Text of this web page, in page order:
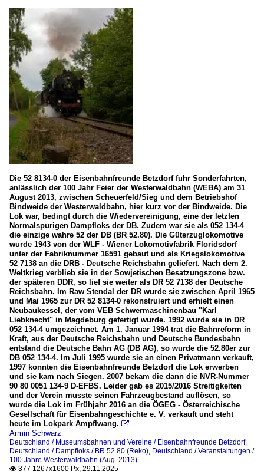
Die 52 8134-0 der Eisenbahnfreunde Betzdorf fuhr Sonderfahrten,
anlässlich der 100 Jahr Feier der Westerwaldbahn (WEBA) am 31
August 2013, zwischen Scheuerfeld/Sieg und dem Betriebshof
Bindweide der Westerwaldbahn, hier kurz vor der Bindweide. Die
Lok war, bedingt durch die Wiedervereinigung, eine der letzten
Normalspurigen Dampfloks der DB. Zudem war sie als 052 134‐4
die einzige wahre 52 der DB (BR 52.80). Die Güterzuglokomotive
wurde 1943 von der WLF - Wiener Lokomotivfabrik Floridsdorf
unter der Fabriknummer 16591 gebaut und als Kriegslokomotive
52 7138 an die DRB - Deutsche Reichsbahn geliefert. Nach dem 2.
Weltkrieg verblieb sie in der Sowjetischen Besatzungszone bzw.
der späteren DDR, so lief sie weiter als DR 52 7138 der Deutsche
Reichsbahn. Im Raw Stendal der DR wurde sie zwischen April 1965
und Mai 1965 zur DR 52 8134-0 rekonstruiert und erhielt einen
Neubaukessel, der vom VEB Schwermaschinenbau "Karl
Liebknecht" in Magdeburg gefertigt wurde. 1992 wurde sie in DR
052 134-4 umgezeichnet. Am 1. Januar 1994 trat die Bahnreform in
Kraft, aus der Deutsche Reichsbahn und Deutsche Bundesbahn
entstand die Deutsche Bahn AG (DB AG), so wurde die 52.80er zur
DB 052 134-4. Im Juli 1995 wurde sie an einen Privatmann verkauft,
1997 konnten die Eisenbahnfreunde Betzdorf die Lok erwerben
und sie kam nach Siegen. 2007 bekam die dann die NVR-Nummer
90 80 0051 134-9 D-EFBS. Leider gab es 2015/2016 Streitigkeiten
und der Verein musste seinen Fahrzeugbestand auflösen, so
wurde die Lok im Frühjahr 2016 an die ÖGEG - Österreichische
Gesellschaft für Eisenbahngeschichte e. V. verkauft und steht
heute im Lokpark Ampflwang. 
Armin Schwarz
Deutschland / Museumsbahnen und Vereine / Eisenbahnfreunde Betzdorf,
Deutschland / Dampfloks / BR 52.80 (Reko), Deutschland / Veranstaltungen /
100 Jahre Westerwaldbahn (Aug. 2013)
 377 1267x1600 Px, 29.11.2025